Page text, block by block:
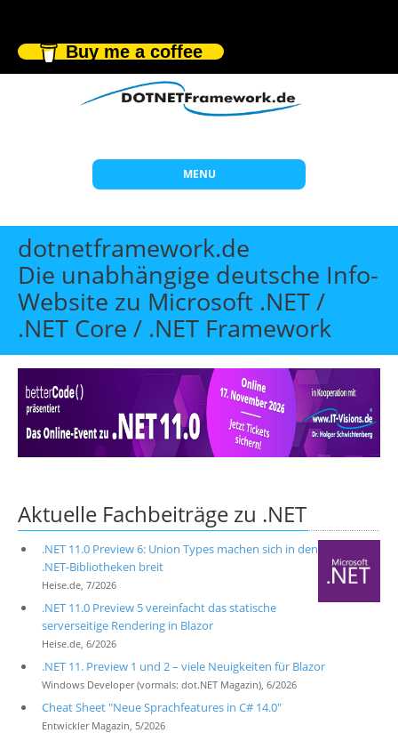
Buy me a coffee
MENU
Start
Themen
Beratung
Individuelle Schulungen
Offene Seminare
Wissen
Über uns
Suche
dotnetframework.de
Die unabhängige deutsche Info-
Website zu Microsoft .NET /
.NET Core / .NET Framework
Aktuelle Fachbeiträge zu .NET
.NET 11.0 Preview 6: Union Types machen sich in den
.NET-Bibliotheken breit
Heise.de, 7/2026
.NET 11.0 Preview 5 vereinfacht das statische
serverseitige Rendering in Blazor
Heise.de, 6/2026
.NET 11. Preview 1 und 2 – viele Neuigkeiten für Blazor
Windows Developer (vormals: dot.NET Magazin), 6/2026
Cheat Sheet "Neue Sprachfeatures in C# 14.0"
Entwickler Magazin, 5/2026